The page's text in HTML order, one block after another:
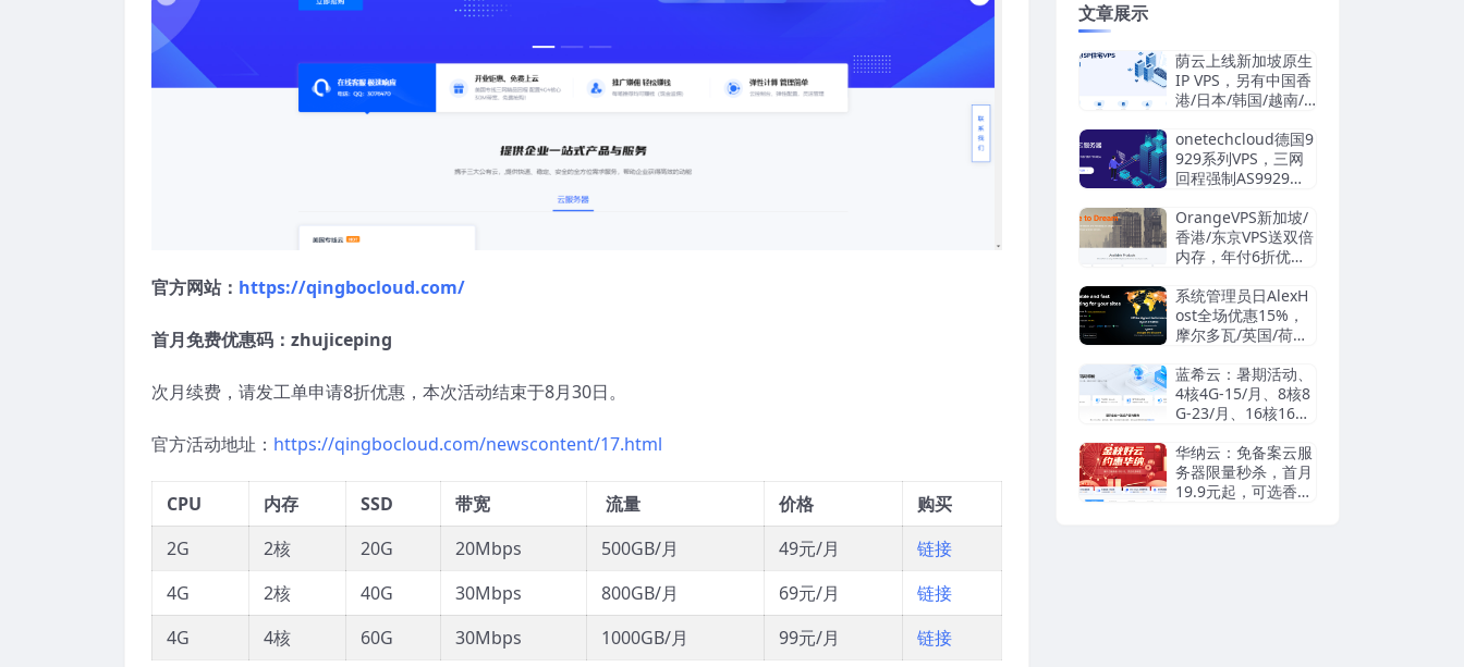
官方网站： https://qingbocloud.com/
首月免费优惠码：zhujiceping
次月续费，请发工单申请8折优惠，本次活动结束于8月30日。
官方活动地址： https://qingbocloud.com/newscontent/17.html
CPU 内存 SSD 带宽 流量 价格
购买
2G
2核 20G 20Mbps 500GB/月 49元/月
链接
4G
2核 40G 30Mbps 800GB/月 69元/月
链接
4G
4核 60G 30Mbps 1000GB/月 99元/月 链接
文章展示
荫云上线新加坡原生
IP VPS，另有中国香
港/日本/韩国/越南/
德国/西班牙/美国双I
SP/中国台湾原生I
P，4.2美元/月起，
onetechcloud德国9
929系列VPS，三网
回程强制AS9929，
OrangeVPS新加坡/
香港/东京VPS送双倍
内存，年付6折优
起，支持支付宝/微
信/Paypal
系统管理员日AlexH
ost全场优惠15%，
摩尔多瓦/英国/荷兰/
S/独立服务器，无视
DMCA滥用投诉/可
匿名
蓝希云：暑期活动、
4核4G-15/月、8核8
G-23/月、16核16G-
华纳云：免备案云服
务器限量秒杀，首月
19.9元起，可选香港